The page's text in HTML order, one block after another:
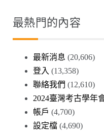
最熱門的內容
最新消息 (20,606)
登入 (13,358)
聯絡我們 (12,610)
2024臺灣考古學年
帳戶 (4,700)
設定檔 (4,690)